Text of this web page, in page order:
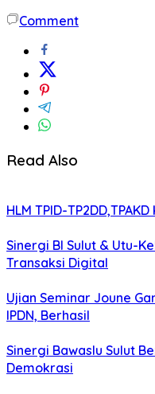
Comment
Read Also
HLM TPID-
Sinergi BI Sulut & Utu-
Transaksi Digital
Ujian Seminar Joune
IPDN, Berhasil
Sinergi Bawaslu Sulut
Demokrasi